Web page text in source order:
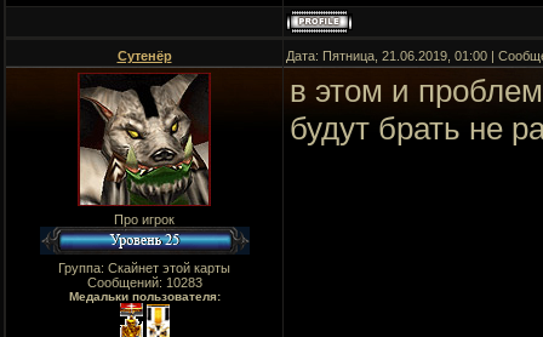
Сутенёр Дата: Пятница, 21.06.2019, 01:00 |
Про игрок
Группа: Скайнет этой карты
Сообщений: 10283
Медальки пользователя:
в этом и
будут брать не